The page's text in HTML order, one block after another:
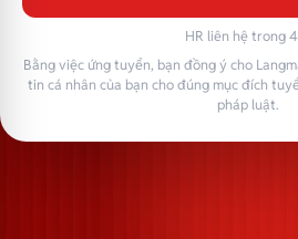
HR liên hệ trong
Bằng việc ứng tuyển, bạn đồng ý cho
tin cá nhân của bạn cho đúng mục đích
pháp luật.